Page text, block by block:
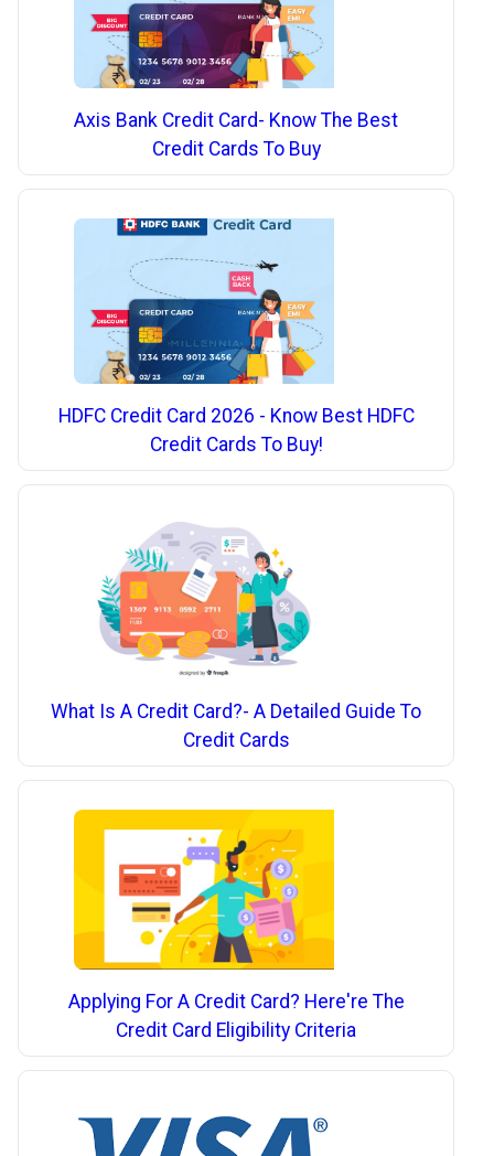
Axis Bank Credit Card- Know The Best
Credit Cards To Buy
HDFC Credit Card 2026 - Know Best HDFC
Credit Cards To Buy!
What Is A Credit Card?- A Detailed Guide To
Credit Cards
Applying For A Credit Card? Here're The
Credit Card Eligibility Criteria